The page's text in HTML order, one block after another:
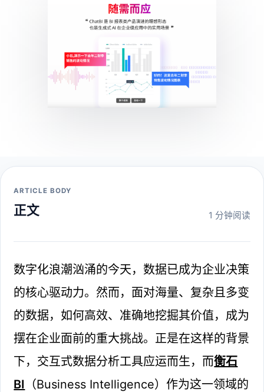
ARTICLE BODY
正文 1 分钟阅读
数字化浪潮汹涌的今天，数据已成为企业决策
的核心驱动力。然而，面对海量、复杂且多变
的数据，如何高效、准确地挖掘其价值，成为
摆在企业面前的重大挑战。正是在这样的背景
下，交互式数据分析工具应运而生，而衡石
BI （Business Intelligence）作为这一领域的